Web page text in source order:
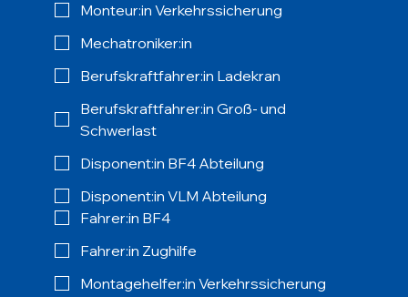
Monteur:in Verkehrssicherung
Mechatroniker:in
Berufskraftfahrer:in Ladekran
Berufskraftfahrer:in Groß- und
Schwerlast
Disponent:in BF4 Abteilung
Disponent:in VLM Abteilung
Fahrer:in BF4
Fahrer:in Zughilfe
Montagehelfer:in Verkehrssicherung